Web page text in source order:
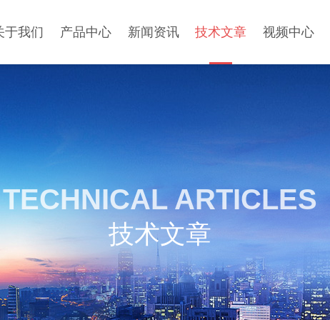
于我们 产品中心 新闻资讯 技术文章 视频中心
TECHNICAL ARTICLES
技术文章